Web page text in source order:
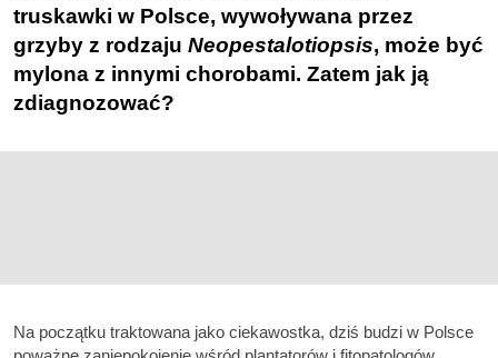
truskawki w Polsce, wywoływana przez
grzyby z rodzaju Neopestalotiopsis, może być
mylona z innymi chorobami. Zatem jak ją
zdiagnozować?
Na początku traktowana jako ciekawostka, dziś budzi w Polsce